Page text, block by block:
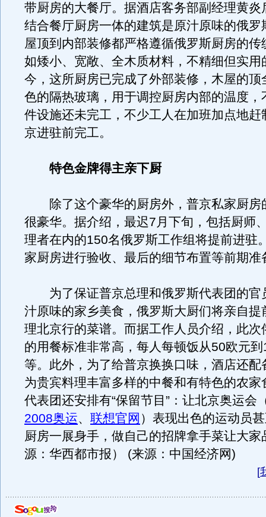
带厨房的大餐厅。据酒店客务部副经理黄炎
结合餐厅厨房一体的建筑是原汁原味的俄罗
屋顶到内部装修都严格遵循俄罗斯厨房的传
如矮小、宽敞、全木质材料，不精细但实用
今，这所厨房已完成了外部装修，木屋的顶
色的隔热玻璃，用于调控厨房内部的温度，
件设施还未完工，不少工人在加班加点地赶
京进驻前完工。
特色金牌得主亲下厨
除了这个豪华的厨房外，普京私家厨房
很豪华。据介绍，最迟7月下旬，包括厨师
理者在内的150名俄罗斯工作组将提前进驻
家厨房进行验收、最后的细节布置等前期准
为了保证普京总理和俄罗斯代表团的官
汁原味的家乡美食，俄罗斯大厨们将亲自提
理北京行的菜谱。而据工作人员介绍，此次
的用餐标准非常高，每人每顿饭从50欧元
等。此外，为了给普京换换口味，酒店还配
为贵宾料理丰富多样的中餐和有特色的农家
代表团还安排有“保留节目”：让北京奥运会
2008奥运、 联想官网 ）表现出色的运动员
厨房一展身手，做自己的招牌拿手菜让大家
源：华西都市报） (来源：中国经济网)
[